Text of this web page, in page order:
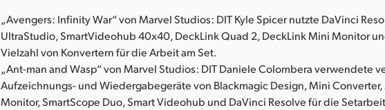
„Avengers: Infinity War“ von Marvel Studios: DIT Kyle Spicer nutzte DaVinci
UltraStudio, SmartVideohub 40x40, DeckLink Quad 2, DeckLink Mini Monitor
Vielzahl von Konvertern für die Arbeit am Set.
„Ant-man and Wasp“ von Marvel Studios: DIT Daniele Colombera verwendete
Aufzeichnungs- und Wiedergabegeräte von Blackmagic Design, Mini
Monitor, SmartScope Duo, Smart Videohub und DaVinci Resolve für die